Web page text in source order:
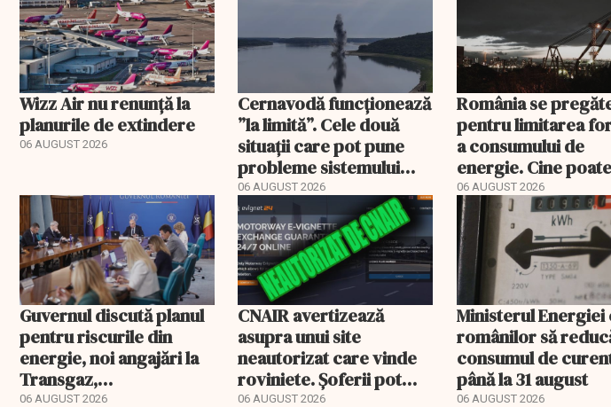
Wizz Air nu renunță la
planurile de extindere
06 AUGUST 2026
Cernavodă funcționează
”la limită”. Cele două
situații care pot pune
probleme sistemului
energetic
06 AUGUST 2026
România se
pentru limitarea
a consumului de
energie. Cine
deconectat
06 AUGUST 2026
Guvernul discută planul
pentru riscurile din
energie, noi angajări la
Transgaz,
Transelectrica și
06 AUGUST 2026
CNAIR avertizează
asupra unui site
neautorizat care vinde
roviniete. Șoferii pot
plăti și cu 186% mai mult
06 AUGUST 2026
Ministerul Energiei
românilor să
consumul de
până la 31 august
06 AUGUST 2026